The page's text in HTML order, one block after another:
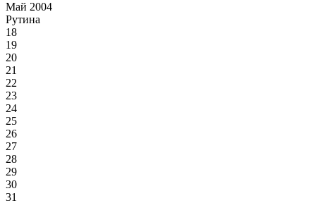
Май 2004
Рутина
18
19
20
21
22
23
24
25
26
27
28
29
30
31